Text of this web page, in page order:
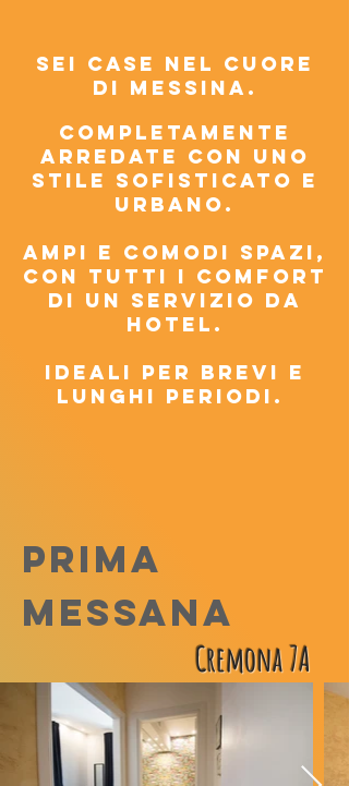
SEI CASE nel cuore
di messina.
completamente
arredate con uno
stile sofisticato e
urbano.
ampi e comodi spazi,
con tutti i comfort
di un servizio da
hotel.
Ideali per brevi e
lunghi periodi.
PRIMA
MESSANA
Cremona 7A